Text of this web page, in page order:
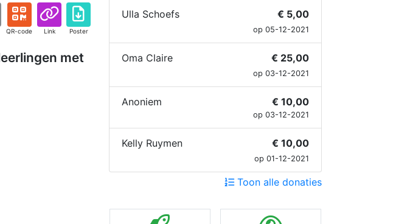
QR-code Link Poster
met
Ulla Schoefs € 5,00
op 05-12-2021
Oma Claire € 25,00
op 03-12-2021
Anoniem € 10,00
op 03-12-2021
Kelly Ruymen € 10,00
op 01-12-2021
Toon alle donaties